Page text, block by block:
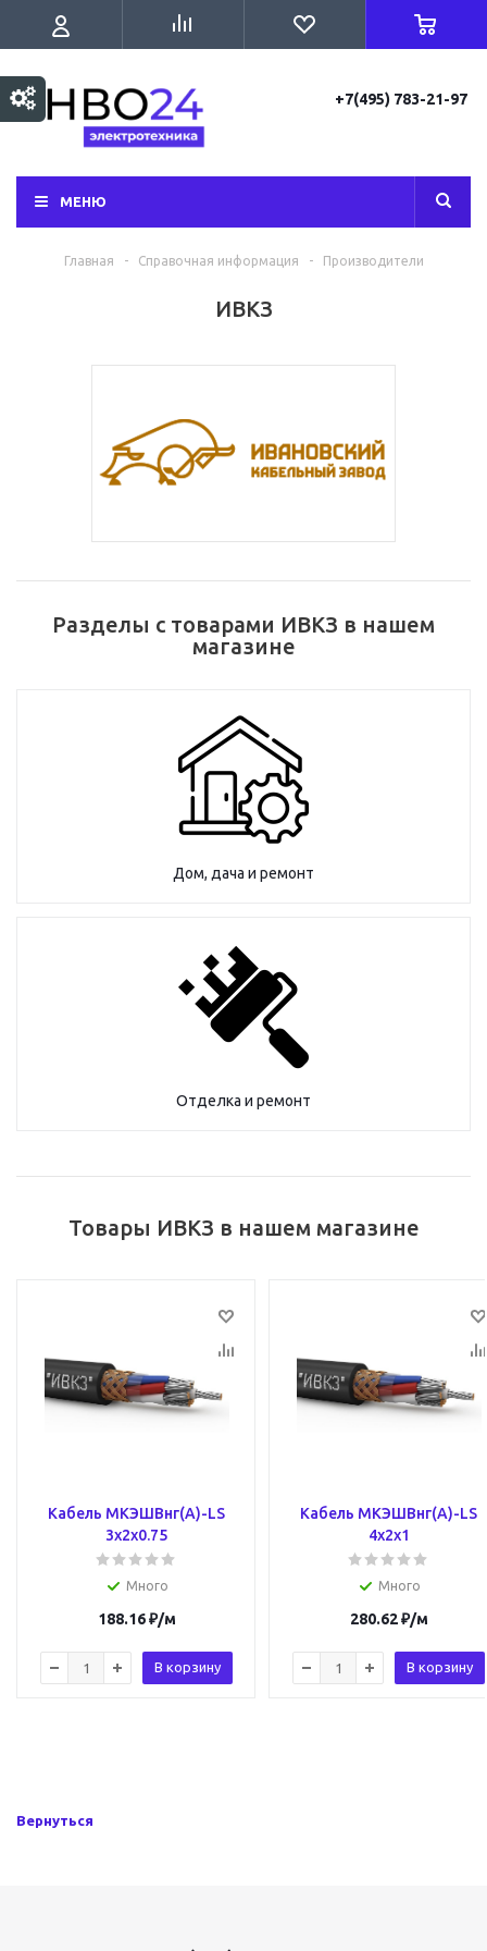
+7(495) 783-21-97
МЕНЮ
Главная - Справочная информация - Производители
ИВКЗ
Разделы с товарами ИВКЗ в нашем
магазине
Дом, дача и ремонт
Отделка и ремонт
Товары ИВКЗ в нашем магазине
Кабель МКЭШВнг(А)-LS
3х2х0.75
Много
188.16₽/м
В корзину
Кабель МКЭШВнг(А)-LS
4х2х1
Много
280.62₽/м
В корзину
Вернуться